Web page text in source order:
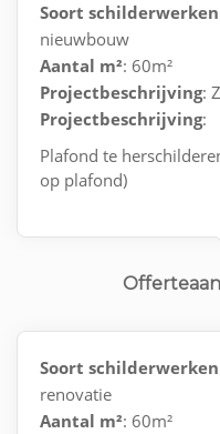
Soort schilderwerken
nieuwbouw
Aantal m²: 60m²
Projectbeschrijving:
Projectbeschrijving:
Plafond te
op plafond)
Soort schilderwerken
renovatie
Aantal m²: 60m²